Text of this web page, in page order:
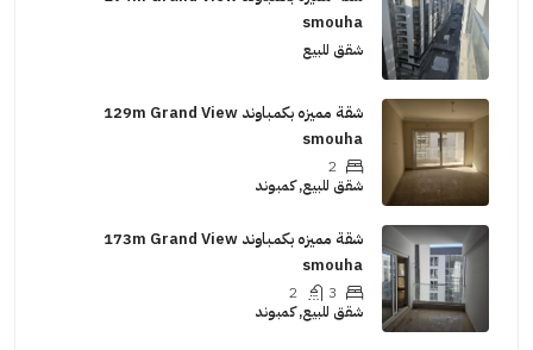
smouha
شقق للبيع
شقة مميزه بكمباوند 129m Grand View
smouha
2
شقق للبيع, كمبوند
شقة مميزه بكمباوند 173m Grand View
smouha
3
2
شقق للبيع, كمبوند